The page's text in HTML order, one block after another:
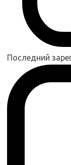
Последний